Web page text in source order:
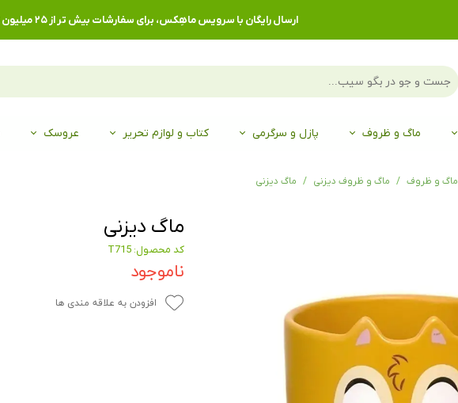
ارسال رایگان با سرویس ماهِکس، برای سفارشات بیش تر از ۲۵ میلیون تومان
ماگ و ظروف پازل و سرگرمی کتاب و لوازم تحریر عروسک
ماگ و ظروف ماگ و ظروف دیزنی ماگ دیزنی
ماگ دیزنی
کد محصول: T715
ناموجود
افزودن به علاقه مندی ها